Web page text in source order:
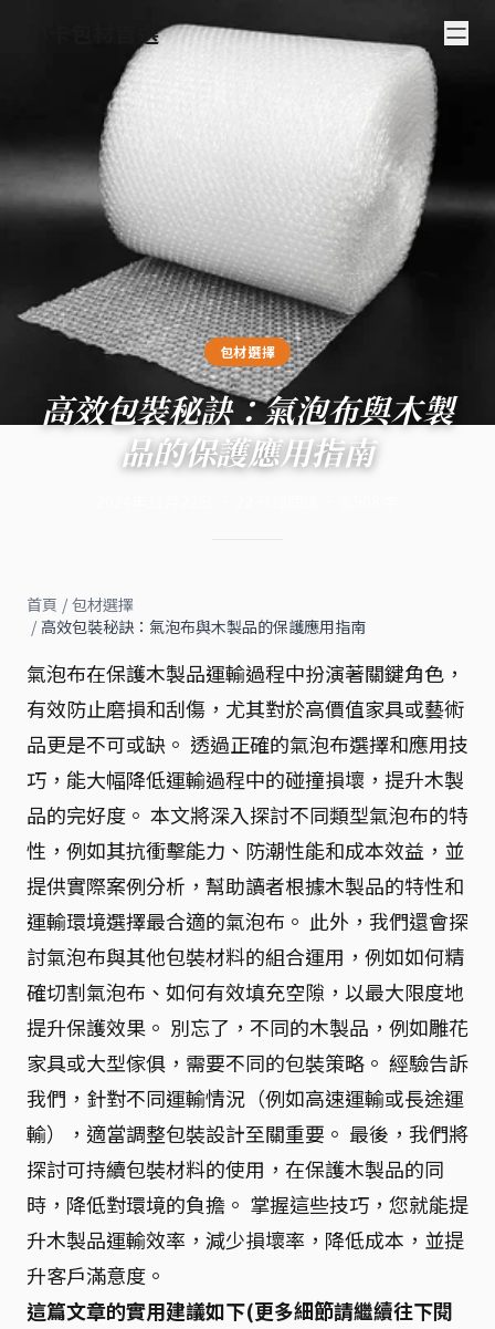
小卡包材首選
包材選擇
高效包裝秘訣：氣泡布與木製
品的保護應用指南
首頁 / 包材選擇
/ 高效包裝秘訣：氣泡布與木製品的保護應用指南
氣泡布在保護木製品運輸過程中扮演著關鍵角色，
有效防止磨損和刮傷，尤其對於高價值家具或藝術
品更是不可或缺。 透過正確的氣泡布選擇和應用技
巧，能大幅降低運輸過程中的碰撞損壞，提升木製
品的完好度。 本文將深入探討不同類型氣泡布的特
性，例如其抗衝擊能力、防潮性能和成本效益，並
提供實際案例分析，幫助讀者根據木製品的特性和
運輸環境選擇最合適的氣泡布。 此外，我們還會探
討氣泡布與其他包裝材料的組合運用，例如如何精
確切割氣泡布、如何有效填充空隙，以最大限度地
提升保護效果。 別忘了，不同的木製品，例如雕花
家具或大型傢俱，需要不同的包裝策略。 經驗告訴
我們，針對不同運輸情況（例如高速運輸或長途運
輸），適當調整包裝設計至關重要。 最後，我們將
探討可持續包裝材料的使用，在保護木製品的同
時，降低對環境的負擔。 掌握這些技巧，您就能提
升木製品運輸效率，減少損壞率，降低成本，並提
升客戶滿意度。
這篇文章的實用建議如下(更多細節請繼續往下閱